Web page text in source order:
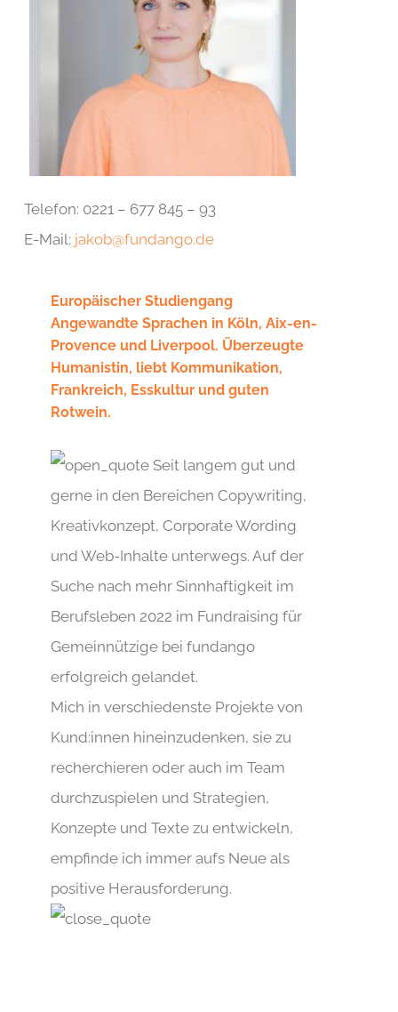
Telefon: 0221 – 677 845 – 93
E-Mail: jakob@fundango.de
Europäischer Studiengang
Angewandte Sprachen in Köln, Aix-en-
Provence und Liverpool. Überzeugte
Humanistin, liebt Kommunikation,
Frankreich, Esskultur und guten
Rotwein.
Seit langem gut und
gerne in den Bereichen Copywriting,
Kreativkonzept, Corporate Wording
und Web-Inhalte unterwegs. Auf der
Suche nach mehr Sinnhaftigkeit im
Berufsleben 2022 im Fundraising für
Gemeinnützige bei fundango
erfolgreich gelandet.
Mich in verschiedenste Projekte von
Kund:innen hineinzudenken, sie zu
recherchieren oder auch im Team
durchzuspielen und Strategien,
Konzepte und Texte zu entwickeln,
empfinde ich immer aufs Neue als
positive Herausforderung.